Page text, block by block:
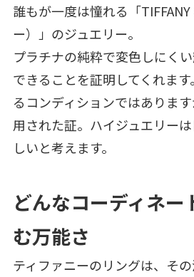
誰もが一度は憧れる「
ー）」のジュエリー。
プラチナの純粋で変色しにく
できることを証明してくれま
るコンディションではありま
用された証。ハイジュエリー
しいと考えます。
どんなコーディネー
む万能さ
ティファニーのリングは、そ